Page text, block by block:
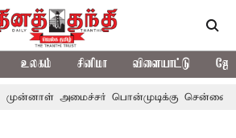
உலகம் சினிமா விளையாட்டு
முன்னாள் அமைச்சர் பொன்முடிக்கு சென்னை